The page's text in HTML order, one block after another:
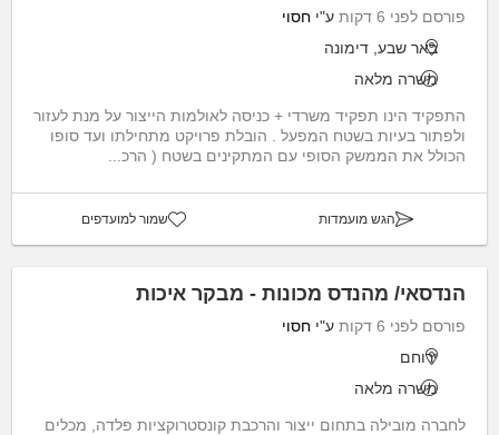
פורסם לפני 6 דקות ע"י חסוי
באר שבע, דימונה
משרה מלאה
התפקיד הינו תפקיד משרדי + כניסה לאולמות הייצור על מנת לעזור
ולפתור בעיות בשטח המפעל . הובלת פרויקט מתחילתו ועד סופו
הכולל את הממשק הסופי עם המתקינים בשטח ( הרכ...
הגש מועמדות שמור למועדפים
הנדסאי/ מהנדס מכונות - מבקר איכות
פורסם לפני 6 דקות ע"י חסוי
ירוחם
משרה מלאה
לחברה מובילה בתחום ייצור והרכבת קונסטרוקציות פלדה, מכלים